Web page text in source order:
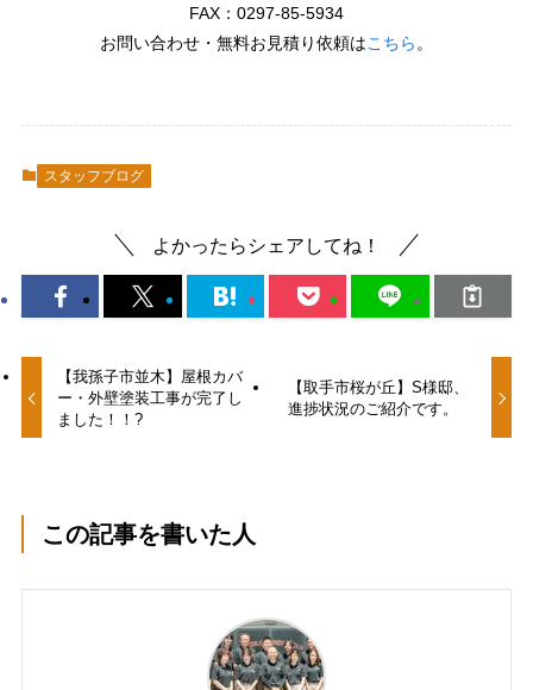
FAX：0297-85-5934
お問い合わせ・無料お見積り依頼はこちら 。
スタッフブログ
よかったらシェアしてね！
【我孫子市並木】屋根カバ
ー・外壁塗装工事が完了し
ました！！?
【取手市桜が丘】S様邸、
進捗状況のご紹介です。
この記事を書いた人